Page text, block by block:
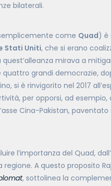
bilaterali.
come Quad) è
Stati Uniti, che si erano
quest’alleanza mirava a
grandi democrazie,
si è rinvigorito nel 2017
per opporsi, ad esempio,
Cina-Pakistan,
l’importanza del Quad,
A questo proposito
, sottolinea la